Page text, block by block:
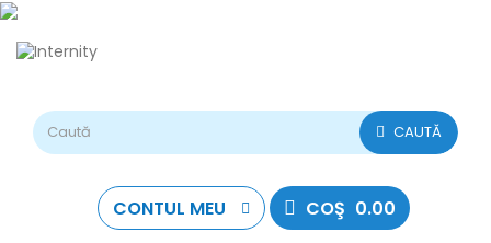
CAUTĂ
CONTUL MEU COŞ 0.00